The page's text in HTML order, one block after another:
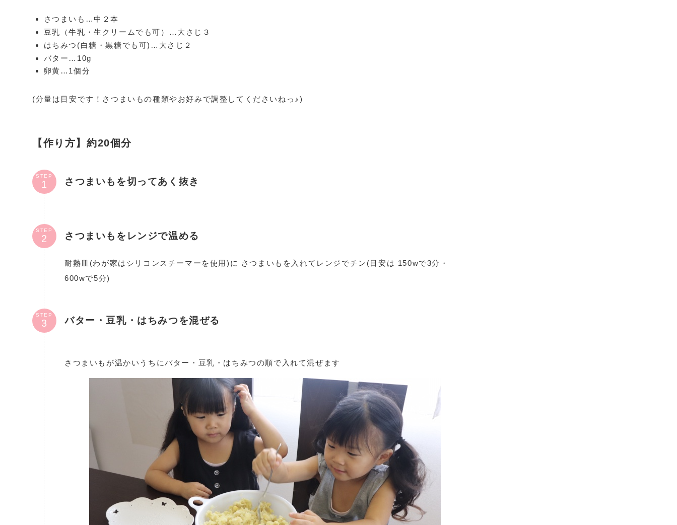
さつまいも…中２本
豆乳（牛乳・生クリームでも可）…大さじ３
はちみつ(白糖・黒糖でも可)…大さじ２
バター…10g
卵黄…1個分
(分量は目安です！さつまいもの種類やお好みで調整してくださいねっ♪)
【作り方】約20個分
STEP さつまいもを切ってあく抜き
STEP さつまいもをレンジで温める
耐熱皿(わが家はシリコンスチーマーを使用)に さつまいもを入れてレンジでチン(目安は 150wで3分・
600wで5分)
STEP バター・豆乳・はちみつを混ぜる
さつまいもが温かいうちにバター・豆乳・はちみつの順で入れて混ぜます